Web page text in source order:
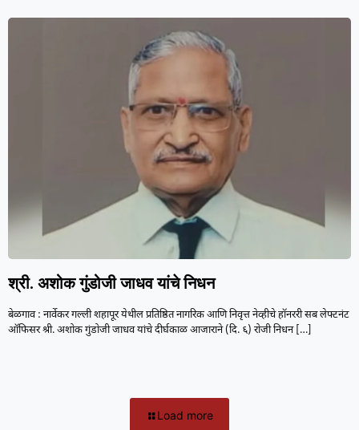
श्री. अशोक गुंडोजी जाधव यांचे निधन
बेळगाव : नार्वेकर गल्ली शहापूर येथील प्रतिष्ठित नागरिक आणि निवृत्त नेव्हीचे हॉनररी सब लेफ्टनंट
ऑफिसर श्री. अशोक गुंडोजी जाधव यांचे दीर्घकाळ आजाराने (दि. ६) रोजी निधन[…]
Load more